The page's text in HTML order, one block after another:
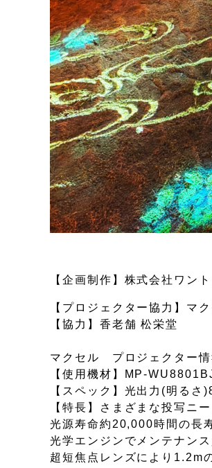
【企画制作】株式会社ワン
【プロジェクター協力】マ
【協力】香老舗 松栄堂
マクセル プロジェクター情
【使用機材】MP-
【スペック】光出力(明る
【特長】さまざまな投写ニ
光源寿命約20,000時間の長
光学エンジンでメンテナンス
超短焦点レンズにより1.2m